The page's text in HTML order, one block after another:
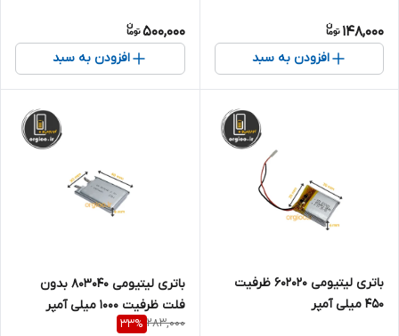
148,000
افزودن به سبد
500,000
افزودن به سبد
باتری لیتیومی ۶۰۲۰۲۰ ظرفیت
۴۵۰ میلی آمپر
باتری لیتیومی 803040 بدون
فلت ظرفیت 1000 میلی آمپر
283,000
33%